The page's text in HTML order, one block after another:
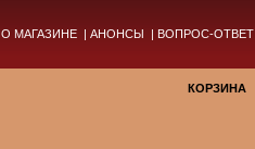
О МАГАЗИНЕ | АНОНСЫ | ВОПРОС-ОТВЕТ
КОРЗИНА